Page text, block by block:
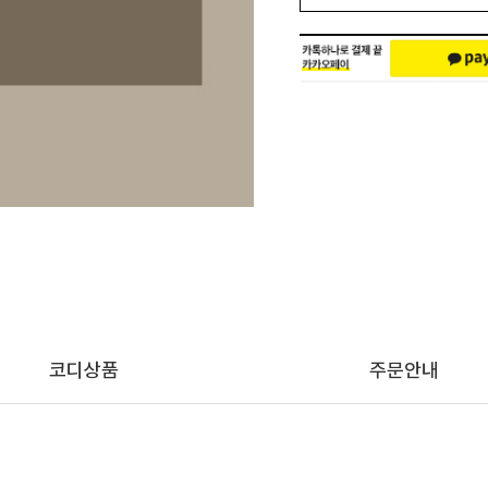
코디상품 주문안내